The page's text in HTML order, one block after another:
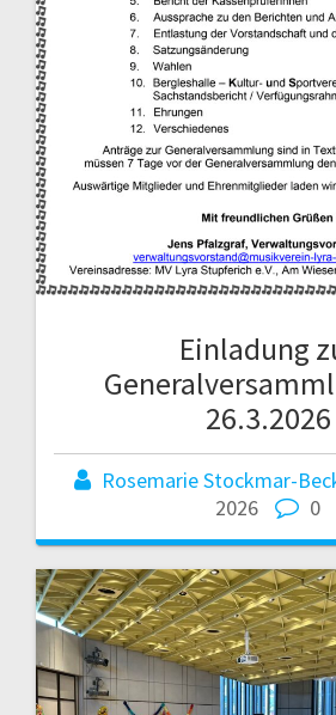
Einladung
26.3.2026
Rosemarie Stockmar-
2026
0